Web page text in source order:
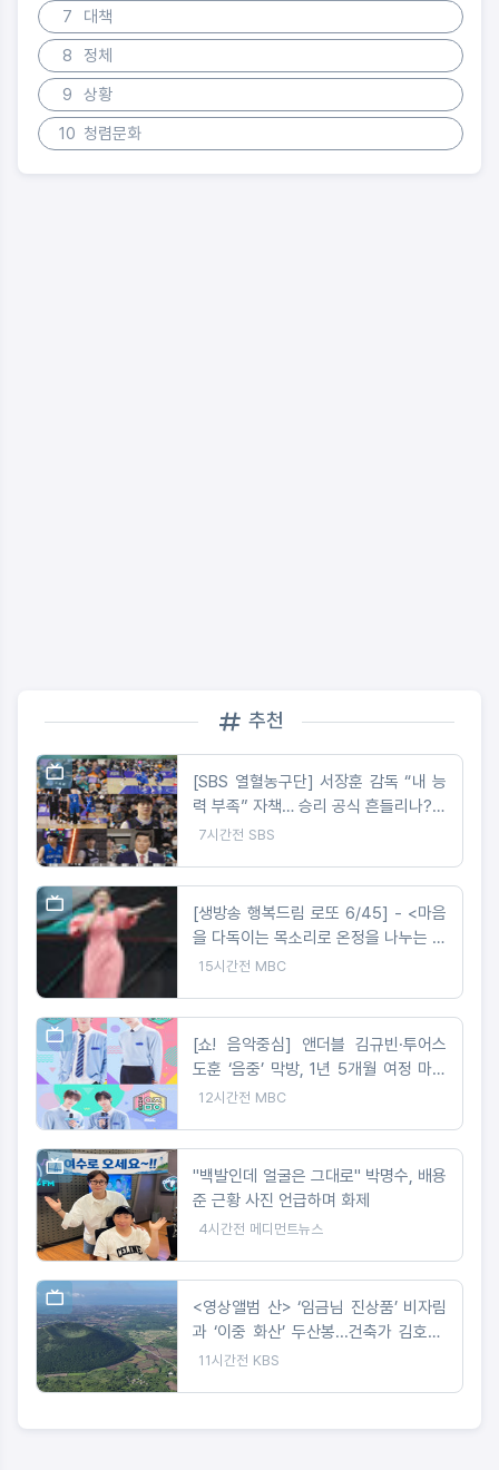
7
대책
8
정체
9
상황
10 청렴문화
추천
[SBS 열혈농구단] 서장훈 감독 “내 능
력 부족” 자책… 승리 공식 흔들리나?코
뼈 부상 딛고 돌아온 오승훈!
7시간전 SBS
[생방송 행복드림 로또 6/45] - <마음
을 다독이는 목소리로 온정을 나누는 가
수 왁스 ‘생방송 행복드림 로또 6/45’
15시간전 MBC
[쇼! 음악중심] 앤더블 김규빈·투어스
도훈 ‘음중’ 막방, 1년 5개월 여정 마무
리
12시간전 MBC
"백발인데 얼굴은 그대로" 박명수, 배용
준 근황 사진 언급하며 화제
4시간전 메디먼트뉴스
<영상앨범 산> ‘임금님 진상품’ 비자림
과 ‘이중 화산’ 두산봉...건축가 김호민·
사진작가 최경진이 만난 제주
11시간전 KBS